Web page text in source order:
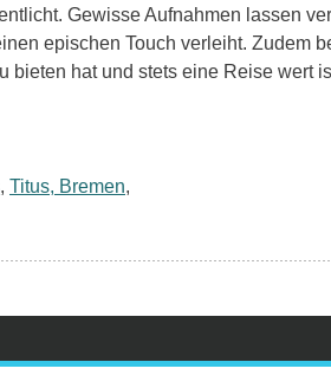
Gewisse Aufnahmen lassen
epischen Touch verleiht. Zudem
bieten hat und stets eine Reise wert
, Titus, Bremen,